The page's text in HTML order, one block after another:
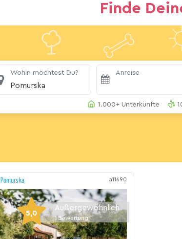
Finde
Wohin möchtest Du?
Pomurska
Anreise
1.000+ Unterkünfte
Pomurska a11690
5,0
Außergewöhnlich
1 Bewertung